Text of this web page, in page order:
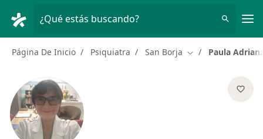
¿Qué estás buscando?
Página De Inicio Psiquiatra San Borja Cambiar de ciudad
Paula